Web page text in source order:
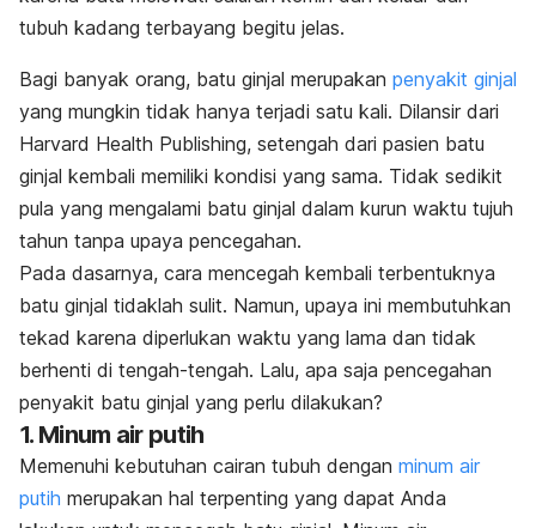
tubuh kadang terbayang begitu jelas.
Bagi banyak orang, batu ginjal merupakan penyakit ginjal
yang mungkin tidak hanya terjadi satu kali. Dilansir dari
Harvard Health Publishing, setengah dari pasien batu
ginjal kembali memiliki kondisi yang sama. Tidak sedikit
pula yang mengalami batu ginjal dalam kurun waktu tujuh
tahun tanpa upaya pencegahan.
Pada dasarnya, cara mencegah kembali terbentuknya
batu ginjal tidaklah sulit. Namun, upaya ini membutuhkan
tekad karena diperlukan waktu yang lama dan tidak
berhenti di tengah-tengah. Lalu, apa saja pencegahan
penyakit batu ginjal yang perlu dilakukan?
1. Minum air putih
Memenuhi kebutuhan cairan tubuh dengan minum air
putih merupakan hal terpenting yang dapat Anda